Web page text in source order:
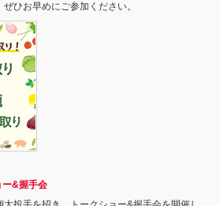
ひお早めにご参加ください。
ー&握手会